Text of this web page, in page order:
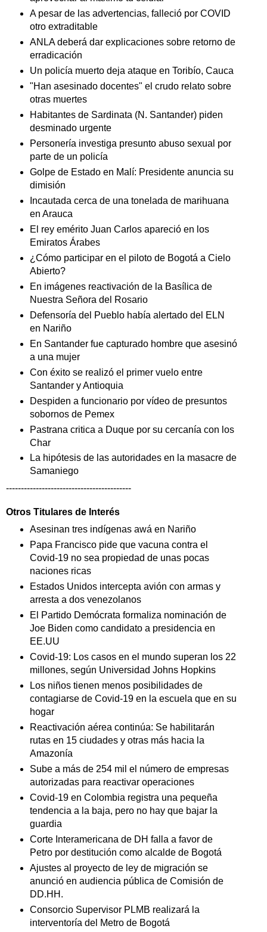
A pesar de las advertencias, falleció por COVID
otro extraditable
ANLA deberá dar explicaciones sobre retorno de
erradicación
Un policía muerto deja ataque en Toribío, Cauca
"Han asesinado docentes" el crudo relato sobre
otras muertes
Habitantes de Sardinata (N. Santander) piden
desminado urgente
Personería investiga presunto abuso sexual por
parte de un policía
Golpe de Estado en Malí: Presidente anuncia su
dimisión
Incautada cerca de una tonelada de marihuana
en Arauca
El rey emérito Juan Carlos apareció en los
Emiratos Árabes
¿Cómo participar en el piloto de Bogotá a Cielo
Abierto?
En imágenes reactivación de la Basílica de
Nuestra Señora del Rosario
Defensoría del Pueblo había alertado del ELN
en Nariño
En Santander fue capturado hombre que asesinó
a una mujer
Con éxito se realizó el primer vuelo entre
Santander y Antioquia
Despiden a funcionario por vídeo de presuntos
sobornos de Pemex
Pastrana critica a Duque por su cercanía con los
Char
La hipótesis de las autoridades en la masacre de
Samaniego
------------------------------------------
Otros Titulares de Interés
Asesinan tres indígenas awá en Nariño
Papa Francisco pide que vacuna contra el
Covid-19 no sea propiedad de unas pocas
naciones ricas
Estados Unidos intercepta avión con armas y
arresta a dos venezolanos
El Partido Demócrata formaliza nominación de
Joe Biden como candidato a presidencia en
EE.UU
Covid-19: Los casos en el mundo superan los 22
millones, según Universidad Johns Hopkins
Los niños tienen menos posibilidades de
contagiarse de Covid-19 en la escuela que en su
hogar
Reactivación aérea continúa: Se habilitarán
rutas en 15 ciudades y otras más hacia la
Amazonía
Sube a más de 254 mil el número de empresas
autorizadas para reactivar operaciones
Covid-19 en Colombia registra una pequeña
tendencia a la baja, pero no hay que bajar la
guardia
Corte Interamericana de DH falla a favor de
Petro por destitución como alcalde de Bogotá
Ajustes al proyecto de ley de migración se
anunció en audiencia pública de Comisión de
DD.HH.
Consorcio Supervisor PLMB realizará la
interventoría del Metro de Bogotá